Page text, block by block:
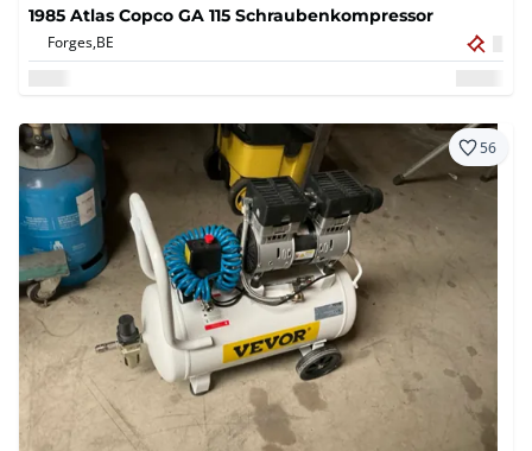
1985 Atlas Copco GA 115 Schraubenkompressor
Forges,BE
56